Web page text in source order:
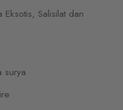
Salisilat dan
surya